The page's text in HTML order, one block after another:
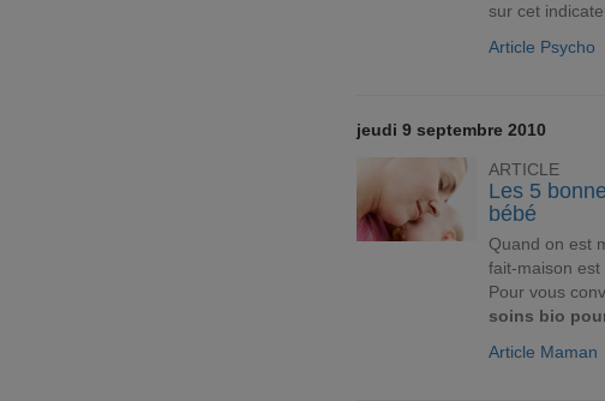
sur cet
Article Psycho
jeudi 9 septembre 2010
ARTICLE
Les 5
bébé
Quand on est
fait-maison est
Pour vous
soins bio
Article Maman